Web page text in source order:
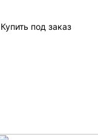
Купить под заказ